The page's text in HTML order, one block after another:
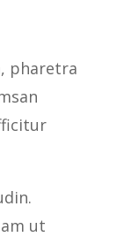
pharetra
ut